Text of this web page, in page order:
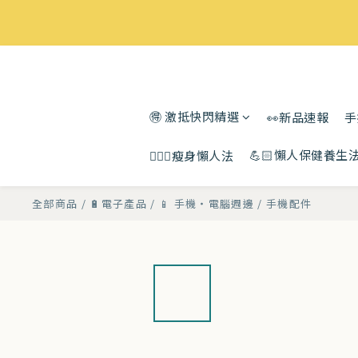
🉐 激抵快閃精選 👀新品速報
🧘🏻‍♀️瘦身懶人法 💪🏻懶人保健養生
全部商品 / 🔋電子產品 / 📱 手機・電腦週邊 /手機配件